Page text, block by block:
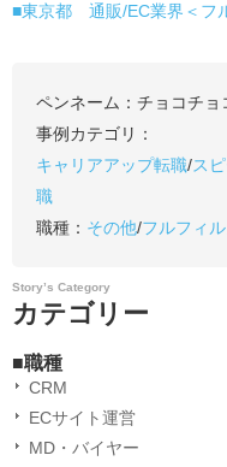
■東京都 通販/EC業界＜フ
ペンネーム： チョコチョ
事例カテゴリ：
キャリアアップ転職/ス
職
職種： その他/フルフィ
Story’s Category
カテゴリー
■職種
CRM
ECサイト運営
MD・バイヤー